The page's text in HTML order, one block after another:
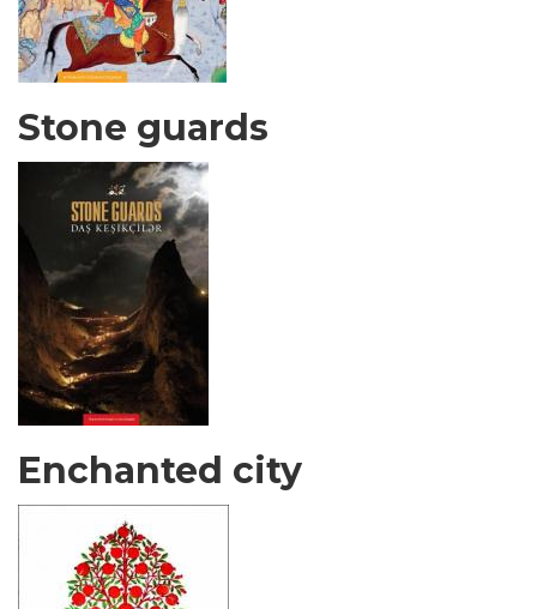
Stone guards
Enchanted city